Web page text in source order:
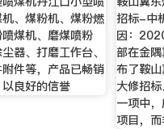
、煤粉机、煤粉燃
煤机、磨煤喷粉
器、打磨工作台、
件等，产品已畅销
良好的信誉
招标-中
因：
部在金
布了鞍
大修招
一项中
项目，